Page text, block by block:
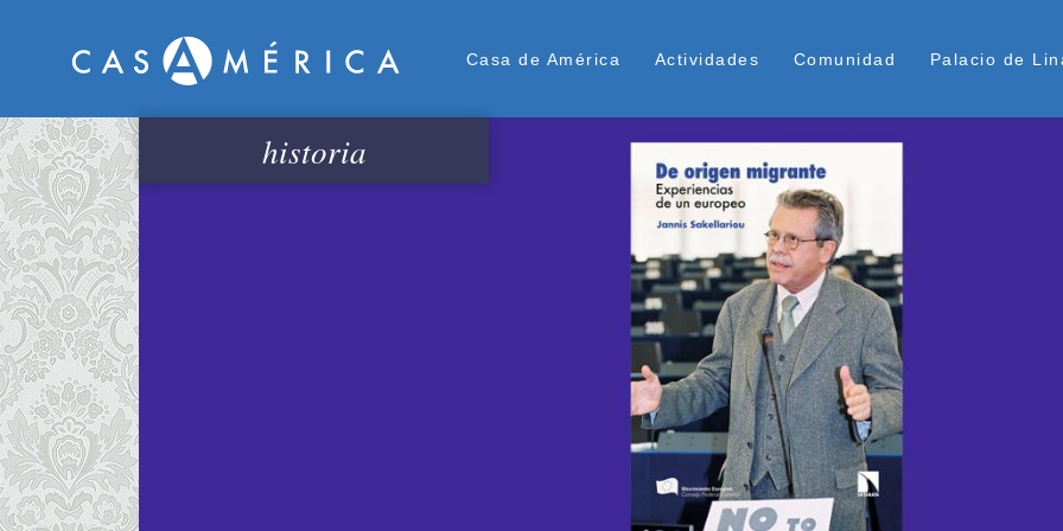
Menú Superior
Casa de América Actividades Comunidad Palacio de
historia